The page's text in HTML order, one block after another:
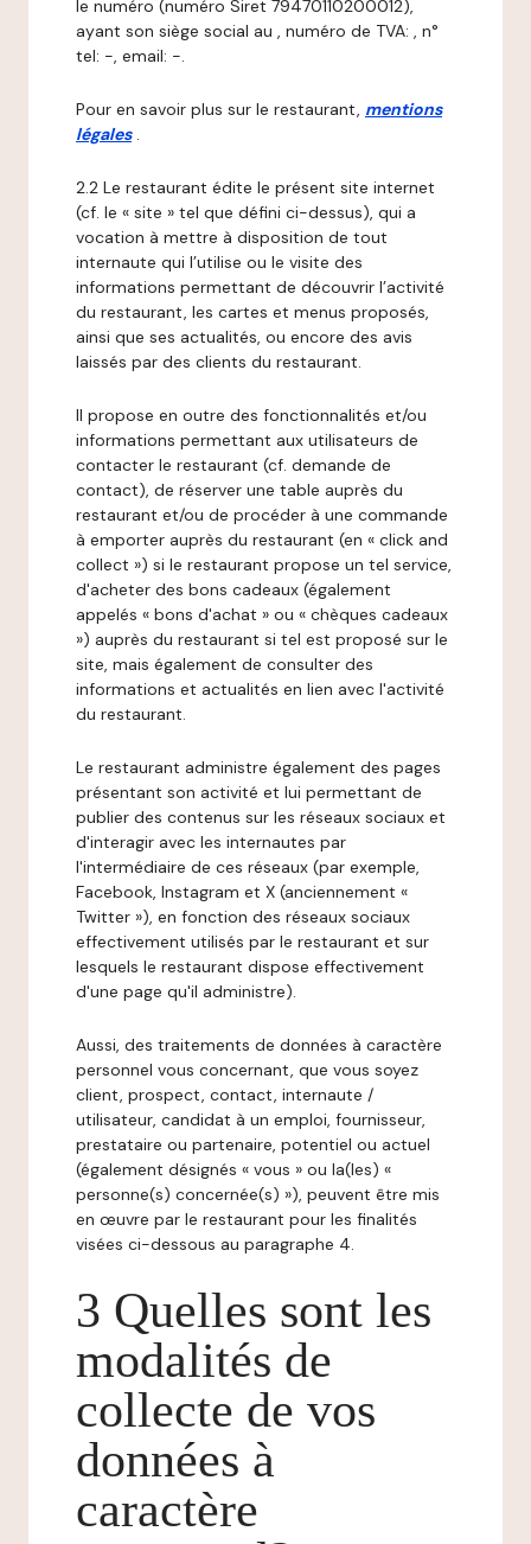
le numéro (numéro Siret 79470110200012),
ayant son siège social au , numéro de TVA: , n°
tel: -, email: -.
Pour en savoir plus sur le restaurant, mentions
légales .
2.2 Le restaurant édite le présent site internet
(cf. le « site » tel que défini ci-dessus), qui a
vocation à mettre à disposition de tout
internaute qui l’utilise ou le visite des
informations permettant de découvrir l’activité
du restaurant, les cartes et menus proposés,
ainsi que ses actualités, ou encore des avis
laissés par des clients du restaurant.
Il propose en outre des fonctionnalités et/ou
informations permettant aux utilisateurs de
contacter le restaurant (cf. demande de
contact), de réserver une table auprès du
restaurant et/ou de procéder à une commande
à emporter auprès du restaurant (en « click and
collect ») si le restaurant propose un tel service,
d'acheter des bons cadeaux (également
appelés « bons d'achat » ou « chèques cadeaux
») auprès du restaurant si tel est proposé sur le
site, mais également de consulter des
informations et actualités en lien avec l'activité
du restaurant.
Le restaurant administre également des pages
présentant son activité et lui permettant de
publier des contenus sur les réseaux sociaux et
d'interagir avec les internautes par
l'intermédiaire de ces réseaux (par exemple,
Facebook, Instagram et X (anciennement «
Twitter »), en fonction des réseaux sociaux
effectivement utilisés par le restaurant et sur
lesquels le restaurant dispose effectivement
d'une page qu'il administre).
Aussi, des traitements de données à caractère
personnel vous concernant, que vous soyez
client, prospect, contact, internaute /
utilisateur, candidat à un emploi, fournisseur,
prestataire ou partenaire, potentiel ou actuel
(également désignés « vous » ou la(les) «
personne(s) concernée(s) »), peuvent être mis
en œuvre par le restaurant pour les finalités
visées ci-dessous au paragraphe 4.
3 Quelles sont les
modalités de
collecte de vos
données à
caractère